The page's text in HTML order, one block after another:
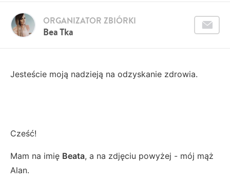
Bea Tka
ORGANIZATOR ZBIÓRKI
Jesteście moją nadzieją na odzyskanie zdrowia.
Cześć!
Mam na imię Beata, a na zdjęciu powyżej - mój mąż
Alan.